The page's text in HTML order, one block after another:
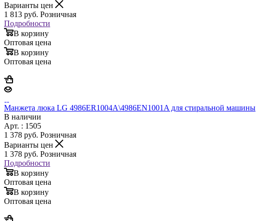
Варианты цен
1 813 руб. Розничная
Подробности
В корзину
Оптовая цена
В корзину
Оптовая цена
Манжета люка LG 4986ER1004A\4986EN1001A для стиральной машины
В наличии
Арт. : 1505
1 378 руб. Розничная
Варианты цен
1 378 руб. Розничная
Подробности
В корзину
Оптовая цена
В корзину
Оптовая цена